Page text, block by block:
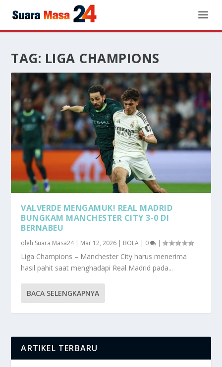
TAG: LIGA CHAMPIONS
VALVERDE MENGAMUK! REAL MADRID
BUNGKAM MANCHESTER CITY 3-0 DI
BERNABEU
oleh Suara Masa24| Mar 12, 2026 | BOLA | 0 |
Liga Champions – Manchester City harus menerima
hasil pahit saat menghadapi Real Madrid pada...
BACA SELENGKAPNYA
ARTIKEL TERBARU